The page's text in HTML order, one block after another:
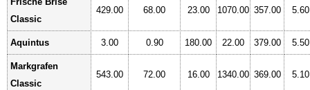
Classic
429.00 68.00 23.00 1070.00 357.00 5.60
Aquintus 3.00 0.90 180.00 22.00 379.00 5.50
Markgrafen
Classic
543.00 72.00 16.00 1340.00 369.00 5.10